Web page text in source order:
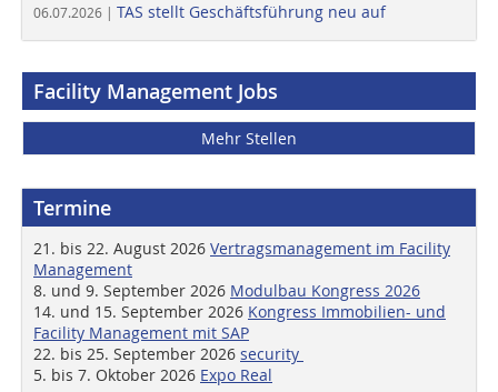
06.07.2026 | TAS stellt Geschäftsführung neu auf
Facility Management Jobs
Mehr Stellen
Termine
21. bis 22. August 2026 Vertragsmanagement im Facility
Management
8. und 9. September 2026 Modulbau Kongress 2026
14. und 15. September 2026 Kongress Immobilien- und
Facility Management mit SAP
22. bis 25. September 2026 security
5. bis 7. Oktober 2026 Expo Real